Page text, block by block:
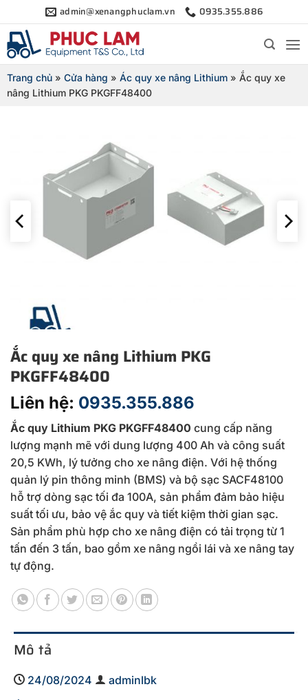
qua
nội
dung
admin@xenangphuclam.vn 0935.355.886
Trang chủ » Cửa hàng » Ác quy xe nâng Lithium » Ắc quy xe
nâng Lithium PKG PKGFF48400
Ắc quy xe nâng Lithium PKG
PKGFF48400
Liên hệ: 0935.355.886
Ắc quy Lithium PKG PKGFF48400 cung cấp năng
lượng mạnh mẽ với dung lượng 400 Ah và công suất
20,5 KWh, lý tưởng cho xe nâng điện. Với hệ thống
quản lý pin thông minh (BMS) và bộ sạc SACF48100
hỗ trợ dòng sạc tối đa 100A, sản phẩm đảm bảo hiệu
suất tối ưu, bảo vệ ắc quy và tiết kiệm thời gian sạc.
Sản phẩm phù hợp cho xe nâng điện có tải trọng từ 1
tấn đến 3 tấn, bao gồm xe nâng ngồi lái và xe nâng tay
tự động.
Mô tả
24/08/2024
adminlbk